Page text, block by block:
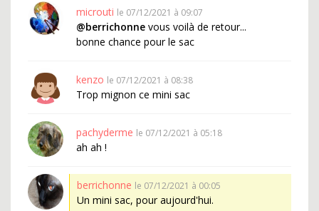
microuti le 07/12/2021 à 09:07
@berrichonne vous voilà de retour...
bonne chance pour le sac
kenzo le 07/12/2021 à 08:38
Trop mignon ce mini sac
pachyderme le 07/12/2021 à 05:18
ah ah !
berrichonne le 07/12/2021 à 00:05
Un mini sac, pour aujourd'hui.